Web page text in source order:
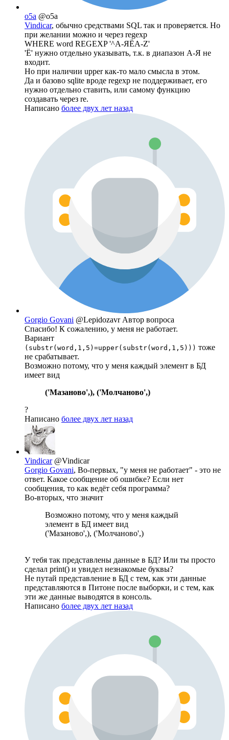
o5a @o5a
Vindicar, обычно средствами SQL так и проверяется. Но
при желании можно и через regexp
WHERE word REGEXP '^А-ЯЁA-Z'
'Ё' нужно отдельно указывать, т.к. в диапазон А-Я не
входит.
Но при наличии upper как-то мало смысла в этом.
Да и базово sqlite вроде regexp не поддерживает, его
нужно отдельно ставить, или самому функцию
создавать через re.
Написано более двух лет назад
Gorgio Govani @Lepidozavr Автор вопроса
Спасибо! К сожалению, у меня не работает.
Вариант
(substr(word,1,5)=upper(substr(word,1,5))) тоже
не срабатывает.
Возможно потому, что у меня каждый элемент в БД
имеет вид
('Мазаново',), ('Молчаново',)
?
Написано более двух лет назад
Vindicar @Vindicar
Gorgio Govani, Во-первых, "у меня не работает" - это не
ответ. Какое сообщение об ошибке? Если нет
сообщения, то как ведёт себя программа?
Во-вторых, что значит
Возможно потому, что у меня каждый
элемент в БД имеет вид
('Мазаново',), ('Молчаново',)
У тебя так представлены данные в БД? Или ты просто
сделал print() и увидел незнакомые буквы?
Не путай представление в БД с тем, как эти данные
представляются в Питоне после выборки, и с тем, как
эти же данные выводятся в консоль.
Написано более двух лет назад